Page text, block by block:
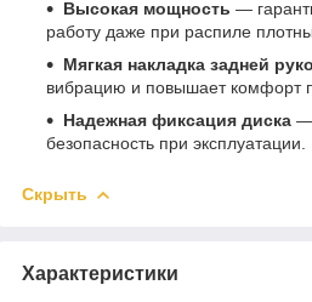
Высокая мощность —
работу даже при распиле
Мягкая накладка задней
вибрацию и повышает комфорт
Надежная фиксация диска —
безопасность при эксплуатации.
Скрыть
Характеристики